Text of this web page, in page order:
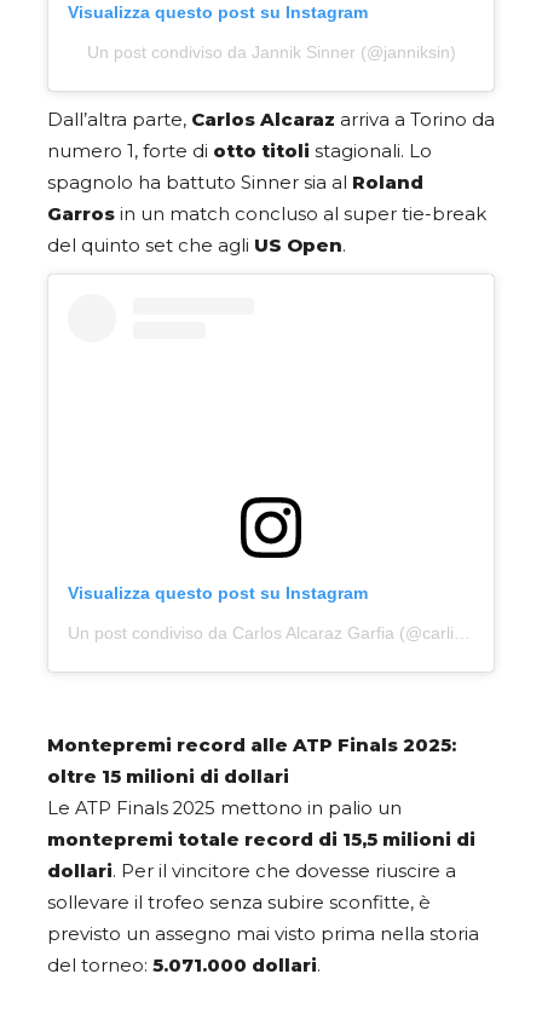
Visualizza questo post su Instagram
Un post condiviso da Jannik Sinner (@janniksin)
Dall’altra parte, Carlos Alcaraz arriva a Torino da
numero 1, forte di otto titoli stagionali. Lo
spagnolo ha battuto Sinner sia al Roland
Garros in un match concluso al super tie-break
del quinto set che agli US Open.
Visualizza questo post su Instagram
Montepremi record alle ATP Finals 2025:
oltre 15 milioni di dollari
Le ATP Finals 2025 mettono in palio un
montepremi totale record di 15,5 milioni di
dollari. Per il vincitore che dovesse riuscire a
sollevare il trofeo senza subire sconfitte, è
previsto un assegno mai visto prima nella storia
del torneo: 5.071.000 dollari.